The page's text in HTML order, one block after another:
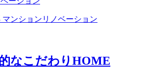
なこだわりHOME